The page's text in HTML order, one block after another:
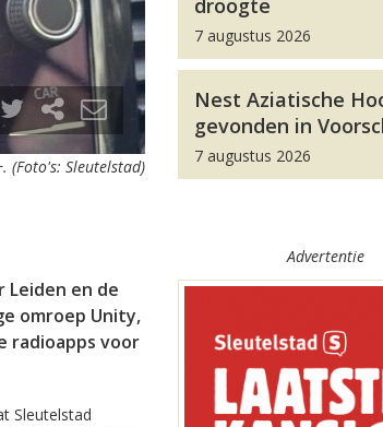
(Foto's: Sleutelstad)
en de
omroep Unity,
radioapps voor
Sleutelstad
droogte
7 augustus 2026
Nest Aziatische
gevonden in
7 augustus 2026
Advertentie